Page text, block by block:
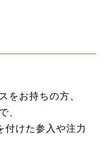
をお持ちの方、
、
付けた参入や注力